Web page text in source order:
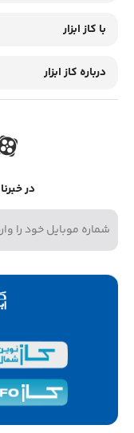
با کاز ابزار
درباره کاز ابزار
در